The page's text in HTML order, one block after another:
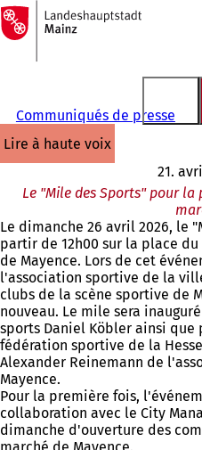
Accéder au contenu
Vers
la
page
d'accueil
Communiqués de presse
lire à haute voix
21.
Le "Mile des Sports" pour
Le dimanche 26 avril 2026, le
partir de 12h00 sur la place
de Mayence. Lors de cet
l'association sportive de la
clubs de la scène sportive de
nouveau. Le mile sera
sports Daniel Köbler ainsi
fédération sportive de la
Alexander Reinemann de
Mayence.
Pour la première fois,
collaboration avec le City
dimanche d'ouverture des